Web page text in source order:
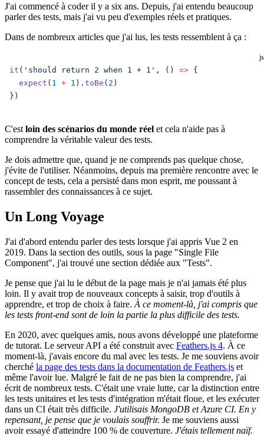
J'ai commencé à coder il y a six ans. Depuis, j'ai entendu beaucoup
parler des tests, mais j'ai vu peu d'exemples réels et pratiques.
Dans de nombreux articles que j'ai lus, les tests ressemblent à ça :
js
it ( 'should return 2 when 1 + 1' , () => {
  expect
( 1 + 1 ). toBe ( 2 )
})
C'est loin des scénarios du monde réel et cela n'aide pas à
comprendre la véritable valeur des tests.
Je dois admettre que, quand je ne comprends pas quelque chose,
j'évite de l'utiliser. Néanmoins, depuis ma première rencontre avec le
concept de tests, cela a persisté dans mon esprit, me poussant à
rassembler des connaissances à ce sujet.
Un Long Voyage
J'ai d'abord entendu parler des tests lorsque j'ai appris Vue 2 en
2019. Dans la section des outils, sous la page "Single File
Component", j'ai trouvé une section dédiée aux "Tests".
Je pense que j'ai lu le début de la page mais je n'ai jamais été plus
loin. Il y avait trop de nouveaux concepts à saisir, trop d'outils à
apprendre, et trop de choix à faire. À ce moment-là, j'ai compris que
les tests front-end sont de loin la partie la plus difficile des tests.
En 2020, avec quelques amis, nous avons développé une plateforme
de tutorat. Le serveur API a été construit avec Feathers.js 4. À ce
moment-là, j'avais encore du mal avec les tests. Je me souviens avoir
cherché la page des tests dans la documentation de Feathers.js et
même l'avoir lue. Malgré le fait de ne pas bien la comprendre, j'ai
écrit de nombreux tests. C'était une vraie lutte, car la distinction entre
les tests unitaires et les tests d'intégration m'était floue, et les exécuter
dans un CI était très difficile. J'utilisais MongoDB et Azure CI. En y
repensant, je pense que je voulais souffrir. Je me souviens aussi
avoir essayé d'atteindre 100 % de couverture. J'étais tellement naïf.